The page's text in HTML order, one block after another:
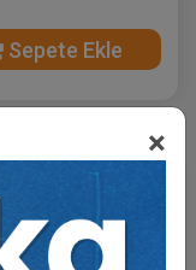
×
Sepete Ekle